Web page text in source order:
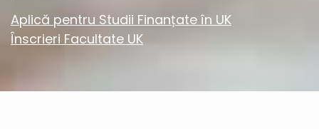
Aplică pentru Studii Finanțate în UK
Înscrieri Facultate UK